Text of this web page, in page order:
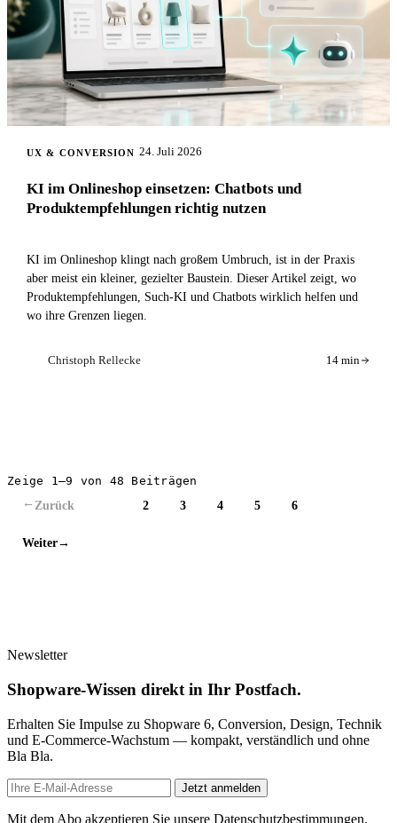
UX & CONVERSION 24. Juli 2026
KI im Onlineshop einsetzen: Chatbots und
Produktempfehlungen richtig nutzen
KI im Onlineshop klingt nach großem Umbruch, ist in der Praxis
aber meist ein kleiner, gezielter Baustein. Dieser Artikel zeigt, wo
Produktempfehlungen, Such-KI und Chatbots wirklich helfen und
wo ihre Grenzen liegen.
Christoph Rellecke 14 min
Zeige 1–9 von 48 Beiträgen
→ Zurück 2 3 4 5 6
Weiter→
Newsletter
Shopware-Wissen direkt in Ihr Postfach.
Erhalten Sie Impulse zu Shopware 6, Conversion, Design, Technik
und E-Commerce-Wachstum — kompakt, verständlich und ohne
Bla Bla.
Jetzt anmelden
Mit dem Abo akzeptieren Sie unsere Datenschutzbestimmungen.